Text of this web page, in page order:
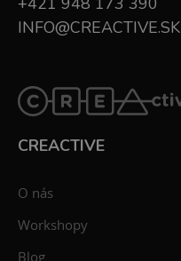
INFO@CREACTIVE.SK
CREACTIVE
O nás
Workshopy
Blog